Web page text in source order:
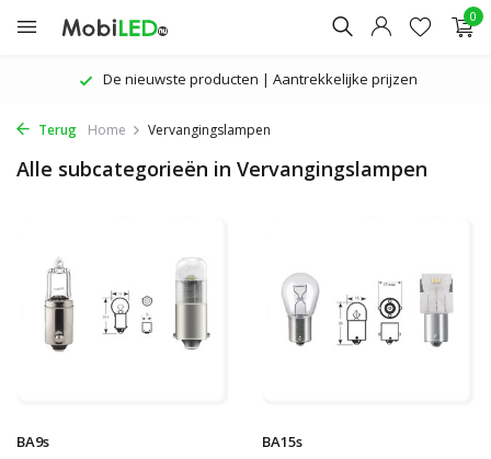
0
De nieuwste producten | Aantrekkelijke prijzen
Terug Home Vervangingslampen
Alle subcategorieën in Vervangingslampen
BA9s BA15s